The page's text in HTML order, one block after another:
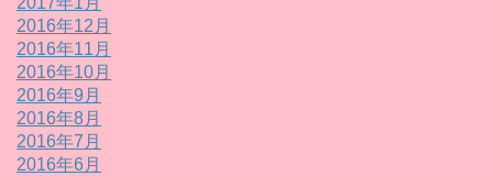
2016年12月
2016年11月
2016年10月
2016年9月
2016年8月
2016年7月
2016年6月